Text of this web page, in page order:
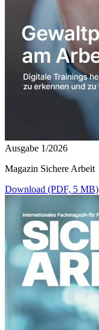
Ausgabe 1/2026
Magazin Sichere Arbeit
Download (PDF, 5 MB)